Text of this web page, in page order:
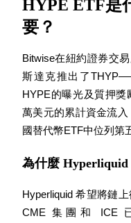
邀请好友
邀請朋友獲得現金獎
HYPE ETF是
要？
Bitwise在紐約證券交
斯達克推出了
HYPE的曝光及質押
萬美元的累計資金流
國替代幣ETF中位列第
為什麼 Hyperliquid
Hyperliquid 希望將鏈
CME 集團和 ICE